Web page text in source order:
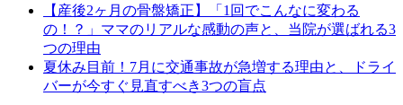
【産後2ヶ月の骨盤矯正】「1回でこんなに変わる
の！？」ママのリアルな感動の声と、当院が選ばれる3
つの理由
夏休み目前！7月に交通事故が急増する理由と、ドライ
バーが今すぐ見直すべき3つの盲点